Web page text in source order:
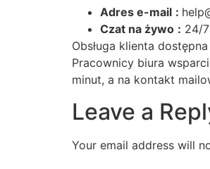
Adres e-mail :
Czat na żywo : 24/7
Obsługa klienta
Pracownicy biura
minut, a na kontakt
Leave a
Your email address will